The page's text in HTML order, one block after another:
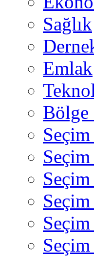
Sağlık
Emlak
Bölge
Seçim